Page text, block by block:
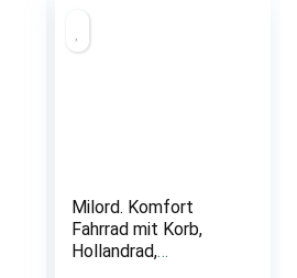
Milord. Komfort
Fahrrad mit Korb,
Hollandrad,